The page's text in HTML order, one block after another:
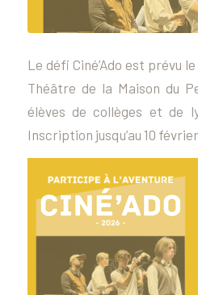
Le défi Ciné’Ado est prévu
Théâtre de la Maison du
élèves de collèges et de
Inscription jusqu’au 10